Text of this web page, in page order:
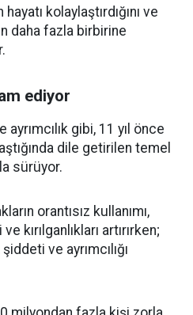
kolaylaştırdığını ve
daha fazla birbirine
ediyor
gibi, 11 yıl önce
dile getirilen temel
sürüyor.
orantısız kullanımı,
kırılganlıkları artırırken;
ve ayrımcılığı